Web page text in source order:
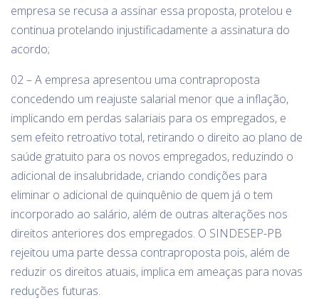
empresa se recusa a assinar essa proposta, protelou e
continua protelando injustificadamente a assinatura do
acordo;
02 – A empresa apresentou uma contraproposta
concedendo um reajuste salarial menor que a inflação,
implicando em perdas salariais para os empregados, e
sem efeito retroativo total, retirando o direito ao plano de
saúde gratuito para os novos empregados, reduzindo o
adicional de insalubridade, criando condições para
eliminar o adicional de quinquênio de quem já o tem
incorporado ao salário, além de outras alterações nos
direitos anteriores dos empregados. O SINDESEP-PB
rejeitou uma parte dessa contraproposta pois, além de
reduzir os direitos atuais, implica em ameaças para novas
reduções futuras.